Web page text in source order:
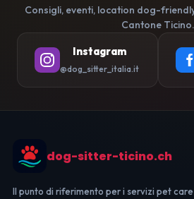
Consigli, eventi, location dog-
Cantone Ticino.
Instagram
@dog_sitter_italia.it
dog-sitter-ticino.ch
Il punto di riferimento per i servizi pet